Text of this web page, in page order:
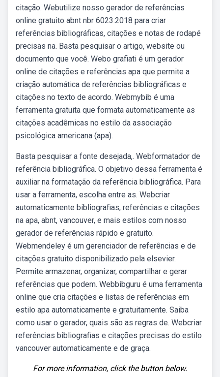
citação. Webutilize nosso gerador de referências
online gratuito abnt nbr 6023:2018 para criar
referências bibliográficas, citações e notas de rodapé
precisas na. Basta pesquisar o artigo, website ou
documento que você. Webo grafiati é um gerador
online de citações e referências apa que permite a
criação automática de referências bibliográficas e
citações no texto de acordo. Webmybib é uma
ferramenta gratuita que formata automaticamente as
citações acadêmicas no estilo da associação
psicológica americana (apa).
Basta pesquisar a fonte desejada,. Webformatador de
referência bibliográfica. O objetivo dessa ferramenta é
auxiliar na formatação da referência bibliográfica. Para
usar a ferramenta, escolha entre as. Webcriar
automaticamente bibliografias, referências e citações
na apa, abnt, vancouver, e mais estilos com nosso
gerador de referências rápido e gratuito.
Webmendeley é um gerenciador de referências e de
citações gratuito disponibilizado pela elsevier.
Permite armazenar, organizar, compartilhar e gerar
referências que podem. Webbibguru é uma ferramenta
online que cria citações e listas de referências em
estilo apa automaticamente e gratuitamente. Saiba
como usar o gerador, quais são as regras de. Webcriar
referências bibliografias e citações precisas do estilo
vancouver automaticamente e de graça.
For more information, click the button below.